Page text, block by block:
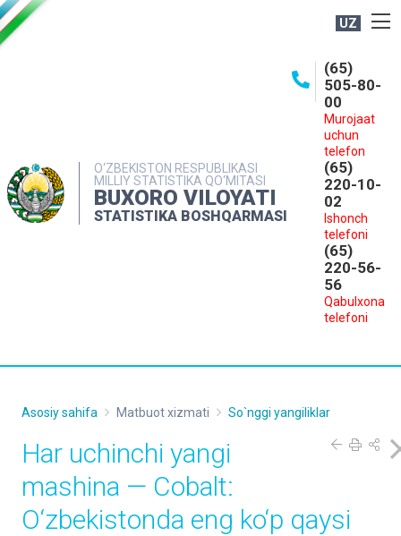
UZ
O‘ZBEKISTON RESPUBLIKASI
MILLIY STATISTIKA QO‘MITASI
BUXORO VILOYATI
STATISTIKA BOSHQARMASI
(65)
505-80-
00
Murojaat
uchun
telefon
(65)
220-10-
02
Ishonch
telefoni
(65)
220-56-
56
Qabulxona
telefoni
MATBUOT XIZMATI
MUROJAATLAR
Asosiy sahifa Matbuot xizmati So`nggi yangiliklar
Har uchinchi yangi
mashina — Cobalt:
O‘zbekistonda eng ko‘p qaysi